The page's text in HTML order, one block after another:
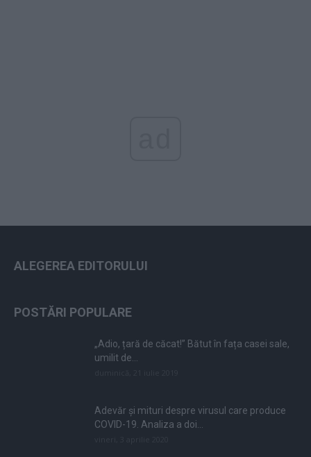
ALEGEREA EDITORULUI
POSTĂRI POPULARE
„Adio, țară de căcat!” Bătut în fața casei sale,
umilit de...
Adevăr și mituri despre virusul care produce
COVID-19. Analiza a doi...